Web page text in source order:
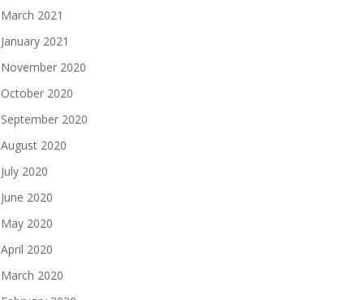
March 2021
January 2021
November 2020
October 2020
September 2020
August 2020
July 2020
June 2020
May 2020
April 2020
March 2020